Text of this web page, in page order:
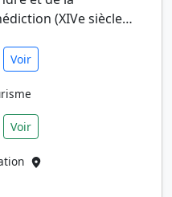
(XIVe siècle).
Voir
Voir